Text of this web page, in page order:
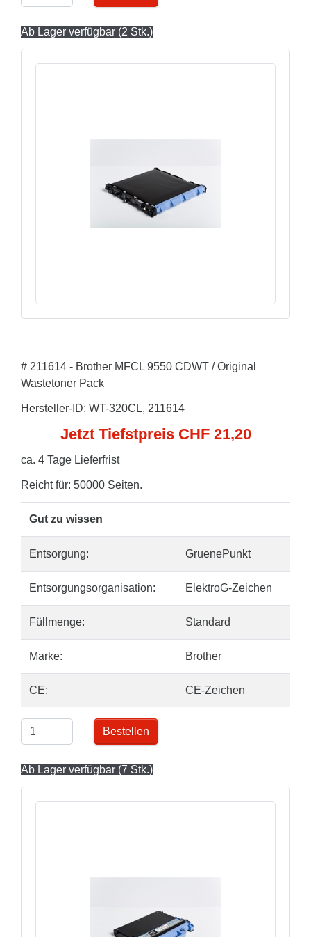
Ab Lager verfügbar (2 Stk.)
# 211614 - Brother MFCL 9550 CDWT / Original
Wastetoner Pack
Hersteller-ID: WT-320CL, 211614
Jetzt Tiefstpreis CHF 21,20
ca. 4 Tage Lieferfrist
Reicht für: 50000 Seiten.
Gut zu wissen
Entsorgung: GruenePunkt
Entsorgungsorganisation: ElektroG-Zeichen
Füllmenge: Standard
Marke: Brother
CE: CE-Zeichen
Bestellen
Ab Lager verfügbar (7 Stk.)